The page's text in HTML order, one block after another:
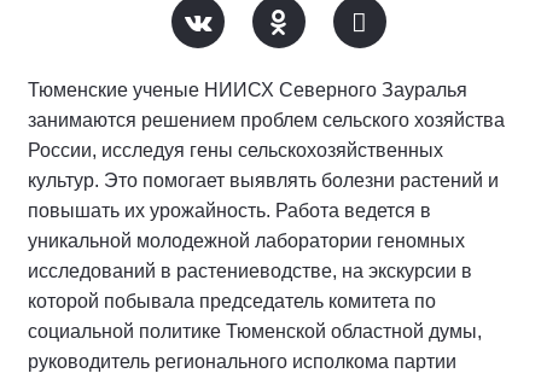
Тюменские ученые НИИСХ Северного Зауралья
занимаются решением проблем сельского хозяйства
России, исследуя гены сельскохозяйственных
культур. Это помогает выявлять болезни растений и
повышать их урожайность. Работа ведется в
уникальной молодежной лаборатории геномных
исследований в растениеводстве, на экскурсии в
которой побывала председатель комитета по
социальной политике Тюменской областной думы,
руководитель регионального исполкома партии